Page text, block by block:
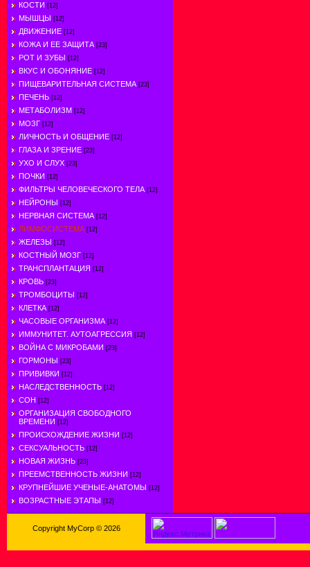
КОСТИ [12]
МЫШЦЫ [12]
ДВИЖЕНИЕ [12]
КОЖА И ЕЕ ЗАЩИТА [23]
РОТ И ЗУБЫ [12]
ВКУС И ОБОНЯНИЕ [12]
ПИЩЕВАРИТЕЛЬНАЯ СИСТЕМА [23]
ПЕЧЕНЬ [12]
МЕТАБОЛИЗМ [12]
МОЗГ [12]
ЛИЧНОСТЬ И ОБЩЕНИЕ [12]
ГЛАЗА И ЗРЕНИЕ [23]
УХО И СЛУХ [23]
ПОЧКИ [12]
ФИЛЬТРЫ ЧЕЛОВЕЧЕСКОГО ТЕЛА [12]
НЕЙРОНЫ [12]
НЕРВНАЯ СИСТЕМА [12]
ЛИМФОСИСТЕМА [12]
ЖЕЛЕЗЫ [12]
КОСТНЫЙ МОЗГ [12]
ТРАНСПЛАНТАЦИЯ [12]
КРОВЬ [23]
ТРОМБОЦИТЫ [12]
КЛЕТКА [12]
ЧАСОВЫЕ ОРГАНИЗМА [12]
ИММУНИТЕТ. АУТОАГРЕССИЯ [12]
ВОЙНА С МИКРОБАМИ [23]
ГОРМОНЫ [23]
ПРИВИВКИ [12]
НАСЛЕДСТВЕННОСТЬ [12]
СОН [12]
ОРГАНИЗАЦИЯ СВОБОДНОГО
ВРЕМЕНИ [12]
ПРОИСХОЖДЕНИЕ ЖИЗНИ [12]
СЕКСУАЛЬНОСТЬ [12]
НОВАЯ ЖИЗНЬ [23]
ПРЕЕМСТВЕННОСТЬ ЖИЗНИ [12]
КРУПНЕЙШИЕ УЧЕНЫЕ-АНАТОМЫ [12]
ВОЗРАСТНЫЕ ЭТАПЫ [12]
Copyright MyCorp © 2026